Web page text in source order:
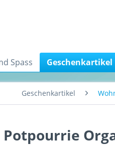
Spass Geschenkartikel
Geschenkartikel
Potpourrie